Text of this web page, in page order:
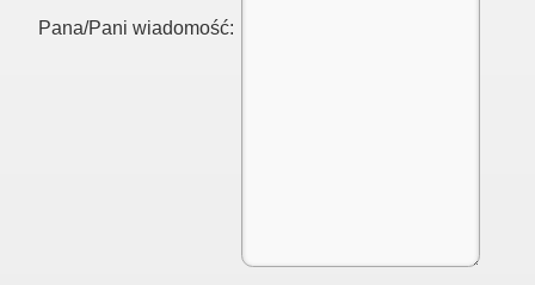
Pana/Pani wiadomość: